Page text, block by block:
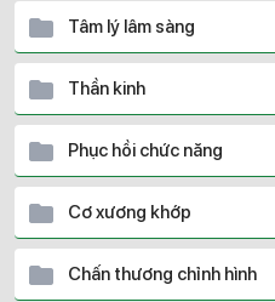
Tâm lý lâm sàng
Thần kinh
Phục hồi chức năng
Cơ xương khớp
Chấn thương chỉnh hình